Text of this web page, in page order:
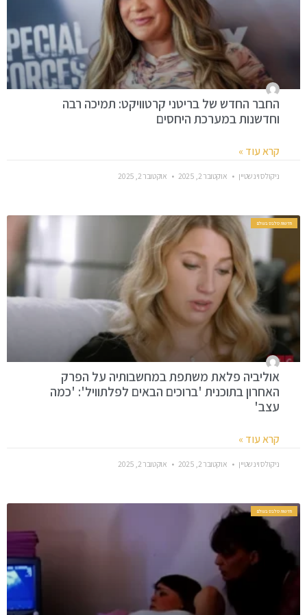
החבר החדש של בריטני קרטוויקט: תמיכה רבה
וחדשנות במערכת היחסים
קרא עוד »
ניקולס וינשטיין אוקטובר 2, 2025 אוקטובר 2, 2025
חדשות סלבס בעולם
אוליביה פלאת משתפת במחשבותיה על הפרק
האחרון בתוכנית 'ברוכים הבאים לפלתוויל': 'כמה
עצב'
קרא עוד »
ניקולס וינשטיין אוקטובר 2, 2025 אוקטובר 2, 2025
חדשות סלבס בעולם